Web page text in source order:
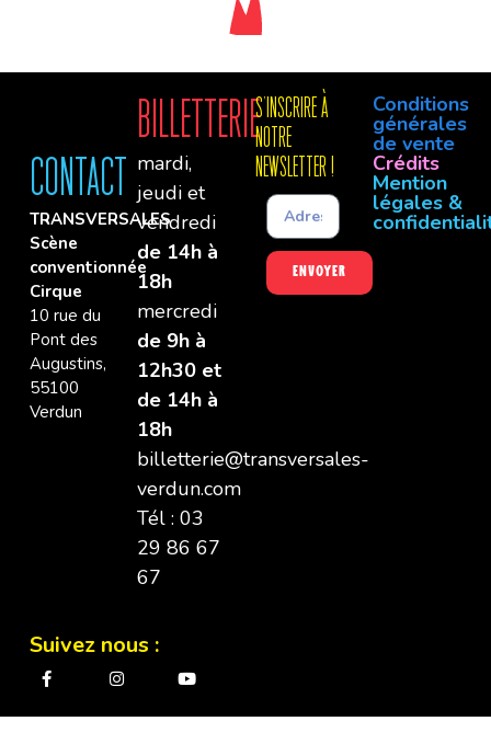
Contact
TRANSVERSALES
Scène
conventionnée
Cirque
10 rue du
Pont des
Augustins,
55100
Verdun
Billetterie
mardi,
jeudi et
vendredi
de 14h à
18h
mercredi
de 9h à
12h30 et
de 14h à
18h
billetterie@transversales-
verdun.com
Tél : 03
29 86 67
67
S'INSCRIre à
notre
newsletter !
Envoyer
Conditions
générales
de vente
Crédits
Mention
légales &
Suivez nous :